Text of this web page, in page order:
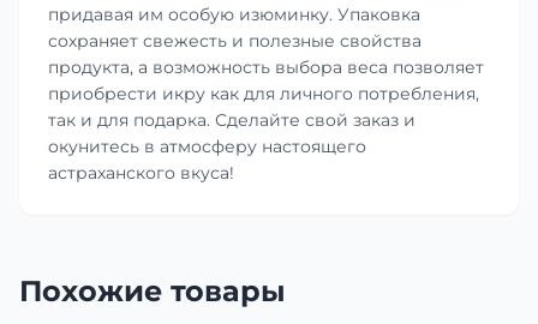
придавая им особую изюминку. Упаковка
сохраняет свежесть и полезные свойства
продукта, а возможность выбора веса позволяет
приобрести икру как для личного потребления,
так и для подарка. Сделайте свой заказ и
окунитесь в атмосферу настоящего
астраханского вкуса!
Похожие товары